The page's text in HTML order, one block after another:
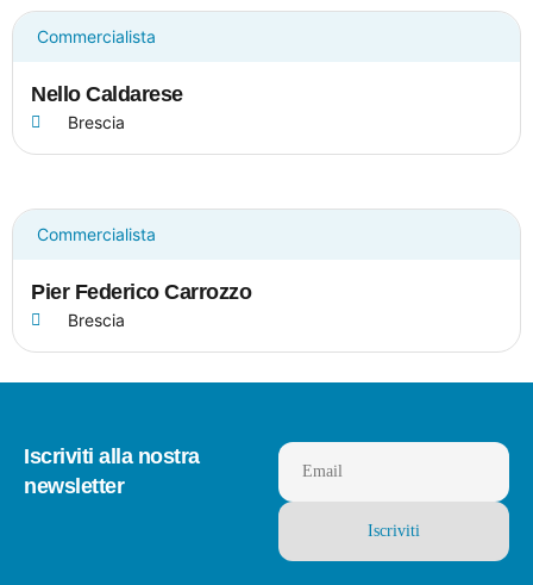
Commercialista
Nello Caldarese
Brescia
Commercialista
Pier Federico Carrozzo
Brescia
Iscriviti alla nostra
newsletter
Email